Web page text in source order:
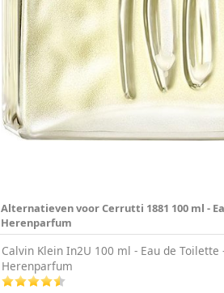
Alternatieven voor Cerrutti 1881 100 ml -
Herenparfum
Calvin Klein In2U 100 ml - Eau de Toilette
Herenparfum